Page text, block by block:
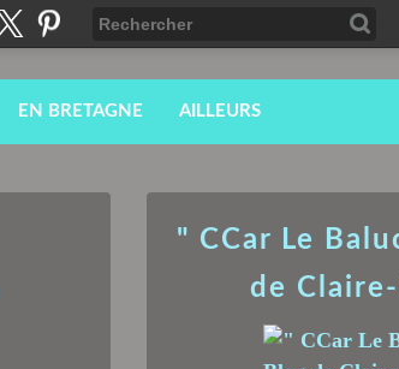
EN BRETAGNE AILLEURS
" CCar Le
de